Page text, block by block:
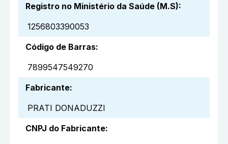
Registro no Ministério da Saúde (M.S):
1256803390053
Código de Barras:
7899547549270
Fabricante:
PRATI DONADUZZI
CNPJ do Fabricante: